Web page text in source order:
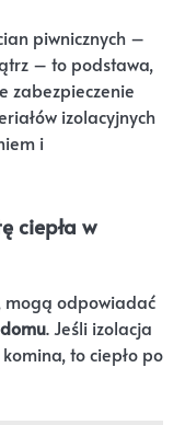
piwnicznych –
– to podstawa,
zabezpieczenie
izolacyjnych
i
ciepła w
mogą odpowiadać
. Jeśli izolacja
to ciepło po